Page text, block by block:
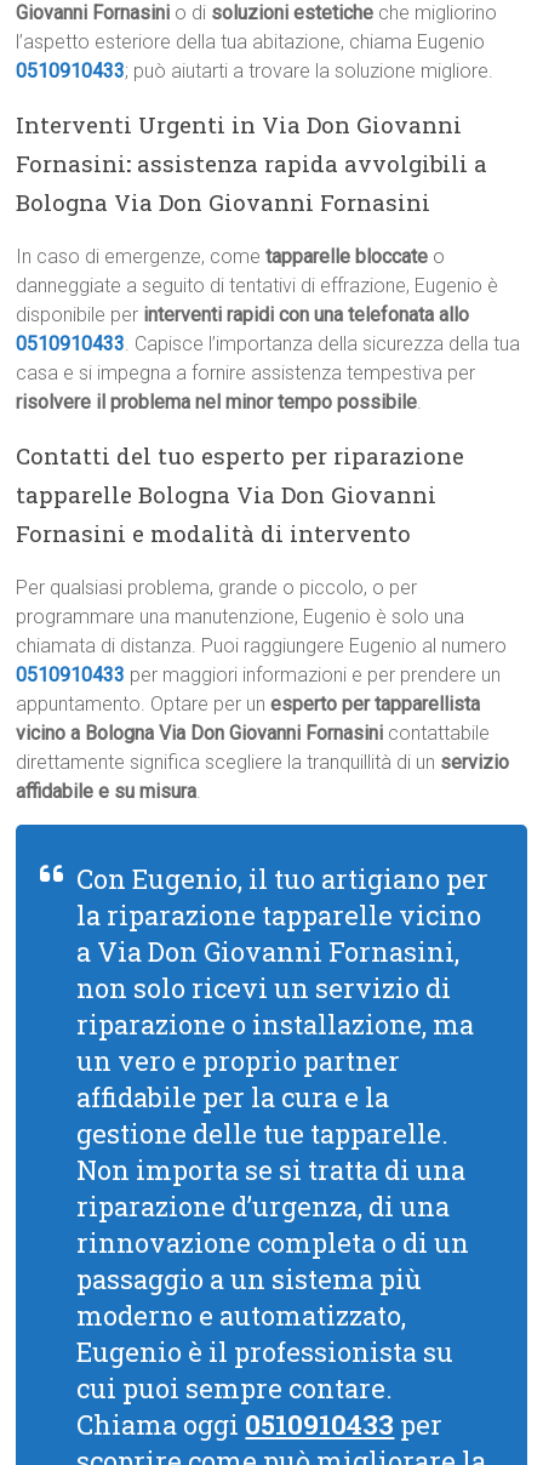
Giovanni Fornasini o di soluzioni estetiche che migliorino
l’aspetto esteriore della tua abitazione, chiama Eugenio
0510910433; può aiutarti a trovare la soluzione migliore.
Interventi Urgenti in Via Don Giovanni
Fornasini: assistenza rapida avvolgibili a
Bologna Via Don Giovanni Fornasini
In caso di emergenze, cometapparelle bloccate o
danneggiate a seguito di tentativi di effrazione, Eugenio è
disponibile per interventi rapidi con una telefonata allo
0510910433. Capisce l’importanza della sicurezza della tua
casa e si impegna a fornire assistenza tempestiva per
risolvere il problema nel minor tempo possibile.
Contatti del tuo esperto per riparazione
tapparelle Bologna Via Don Giovanni
Fornasini e modalità di intervento
Per qualsiasi problema, grande o piccolo, o per
programmare una manutenzione, Eugenio è solo una
chiamata di distanza. Puoi raggiungere Eugenio al numero
0510910433 per maggiori informazioni e per prendere un
appuntamento. Optare per unesperto per tapparellista
vicino a Bologna Via Don Giovanni Fornasini contattabile
direttamente significa scegliere la tranquillità di un servizio
affidabile e su misura.
Con Eugenio, il tuo artigiano per
la riparazione tapparelle vicino
a Via Don Giovanni Fornasini,
non solo ricevi un servizio di
riparazione o installazione, ma
un vero e proprio partner
affidabile per la cura e la
gestione delle tue tapparelle.
Non importa se si tratta di una
riparazione d’urgenza, di una
rinnovazione completa o di un
passaggio a un sistema più
moderno e automatizzato,
Eugenio è il professionista su
cui puoi sempre contare.
Chiama oggi 0510910433 per